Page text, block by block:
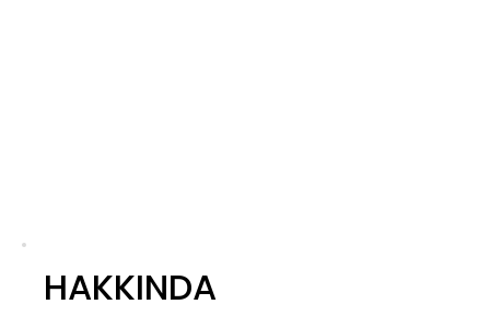
HAKKINDA